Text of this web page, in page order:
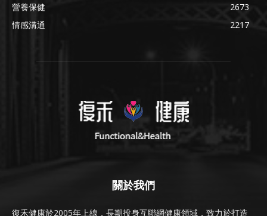
營養保健
2673
情感溝通
2217
關於我們
復禾健康於2005年上線，長期投身互聯網健康領域，致力於打造